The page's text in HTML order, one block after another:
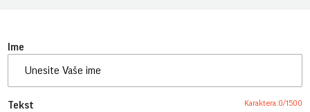
Ime
Tekst Karaktera:0/1500